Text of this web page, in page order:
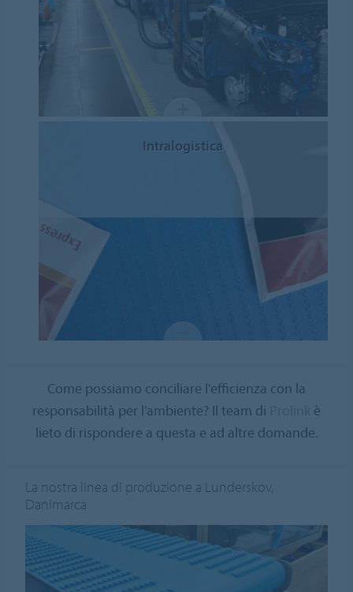
Intralogistica
Come possiamo conciliare l'efficienza con la
responsabilità per l'ambiente? Il team di
è
lieto di rispondere a questa e ad altre domande.
La nostra linea di produzione a Lunderskov,
Danimarca